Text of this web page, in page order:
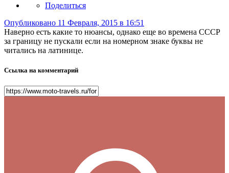
Поделиться
Опубликовано 11 Февраля, 2015 в 16:51
Наверно есть какие то нюансы, однако еще во времена СССР
за границу не пускали если на номерном знаке буквы не
читались на латинице.
Ссылка на комментарий